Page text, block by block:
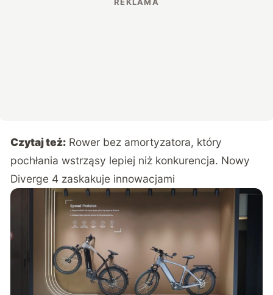
Czytaj też: Rower bez amortyzatora, który
pochłania wstrząsy lepiej niż konkurencja. Nowy
Diverge 4 zaskakuje innowacjami